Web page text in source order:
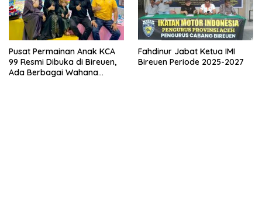
Pusat Permainan Anak KCA
99 Resmi Dibuka di Bireuen,
Ada Berbagai Wahana
Fahdinur Jabat Ketua IMI
Bireuen Periode 2025-2027